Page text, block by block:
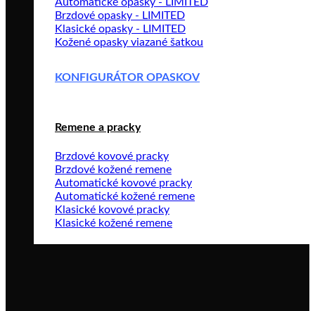
Brzdové opasky - LIMITED
Klasické opasky - LIMITED
Kožené opasky viazané šatkou
KONFIGURÁTOR OPASKOV
Remene a pracky
Brzdové kovové pracky
Brzdové kožené remene
Automatické kovové pracky
Automatické kožené remene
Klasické kovové pracky
Klasické kožené remene